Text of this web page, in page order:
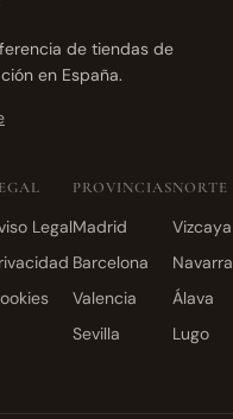
de tiendas de
en España.
Legal
PROVINCIAS
Madrid
Barcelona
Valencia
Sevilla
NORTE
Vizcaya
Navarra
Álava
Lugo